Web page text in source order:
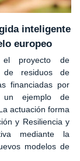
inteligente
europeo
el proyecto de
de residuos de
financiadas por
un ejemplo de
actuación forma
y Resiliencia y
mediante la
modelos de